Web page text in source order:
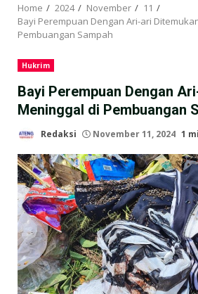
Home 2024 November
11
Bayi Perempuan Dengan Ari-ari
Pembuangan Sampah
Hukrim
Bayi Perempuan Dengan
Meninggal di Pembuangan
Redaksi November 11, 2024 1